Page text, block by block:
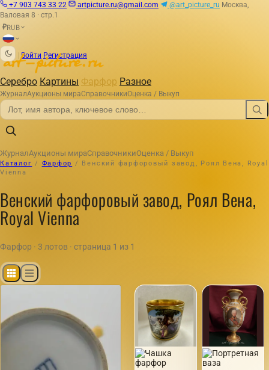
+7 903 743 33 22 artpicture.ru@gmail.com @art_picture_ru Москва,
Валовая 8 · стр.1
₽RUB
Войти Регистрация
Серебро Картины Фарфор Разное
ЖурналАукционы мираСправочникиОценка / Выкуп
ЖурналАукционы мираСправочникиОценка / Выкуп
Каталог / Фарфор /
Венский фарфоровый завод, Роял Вена, Royal
Vienna
Венский фарфоровый завод, Роял Вена,
Royal Vienna
Фарфор · 3 лотов · страница 1 из 1